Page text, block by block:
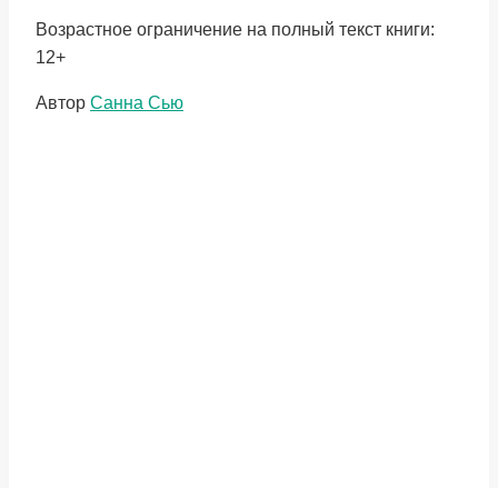
Возрастное ограничение на полный текст книги:
12+
Метки
Автор Санна Сью